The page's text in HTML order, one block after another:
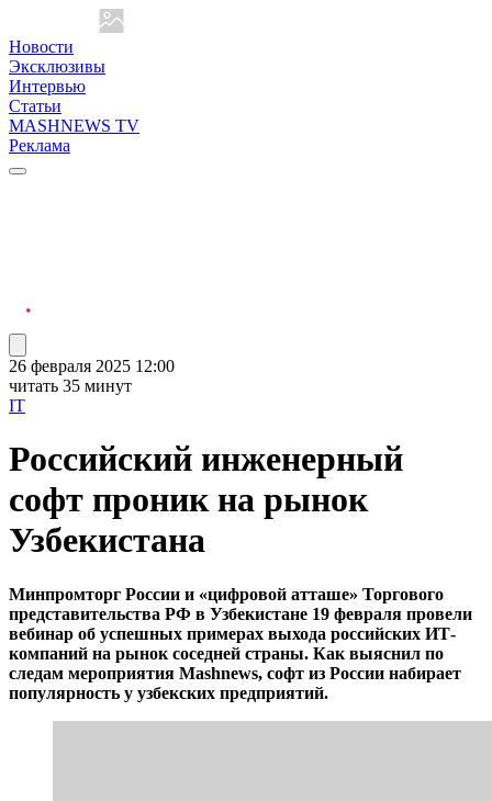
Новости
Эксклюзивы
Интервью
Статьи
MASHNEWS TV
Реклама
26 февраля 2025 12:00
читать 35 минут
IT
Российский инженерный
софт проник на рынок
Узбекистана
Минпромторг России и «цифровой атташе» Торгового
представительства РФ в Узбекистане 19 февраля провели
вебинар об успешных примерах выхода российских ИТ-
компаний на рынок соседней страны. Как выяснил по
следам мероприятия Mashnews, софт из России набирает
популярность у узбекских предприятий.